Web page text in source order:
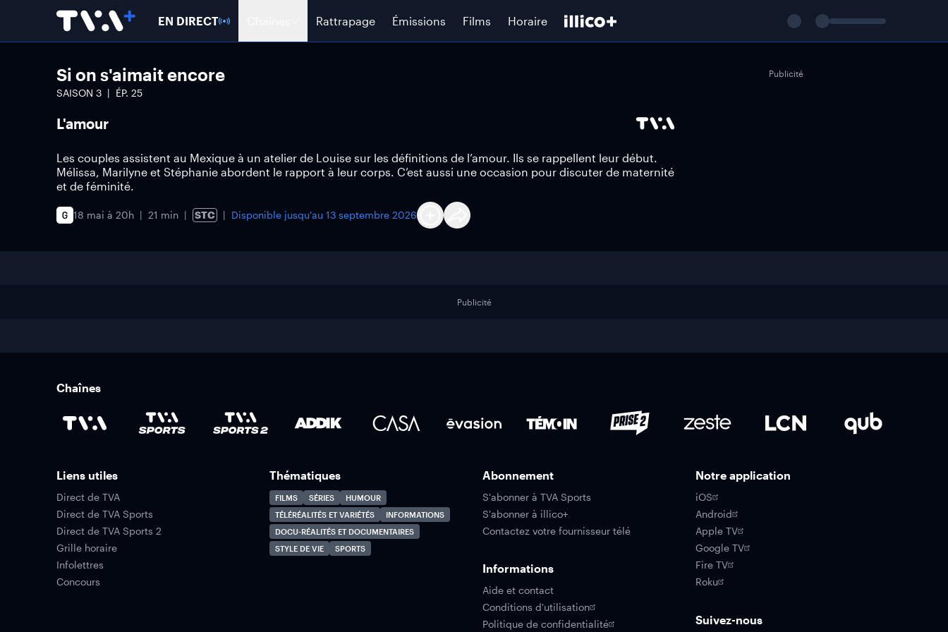
EN DIRECT Rattrapage Émissions Films Horaire
Si on s'aimait encore
SAISON 3 ÉP. 25
L'amour
Les couples assistent au Mexique à un atelier de Louise sur les définitions de l’amour. Ils se rappellent leur début.
Mélissa, Marilyne et Stéphanie abordent le rapport à leur corps. C’est aussi une occasion pour discuter de maternité
et de féminité.
18 mai à 20h 21 min STC Disponible jusqu'au 13 septembre 2026
Publicité
Publicité
Chaînes
Liens utiles
Direct de TVA
Direct de TVA Sports
Direct de TVA Sports 2
Grille horaire
Infolettres
Concours
Thématiques
FILMS SÉRIES
HUMOUR
TÉLÉRÉALITÉS ET VARIÉTÉS
INFORMATIONS
DOCU-RÉALITÉS ET DOCUMENTAIRES
STYLE DE VIE
SPORTS
Abonnement
S'abonner à TVA Sports
S'abonner à illico+
Contactez votre fournisseur télé
Informations
Aide et contact
Conditions d'utilisation
Politique de confidentialité
Notre application
iOS
Android
Apple TV
Google TV
Fire TV
Roku
Suivez-nous